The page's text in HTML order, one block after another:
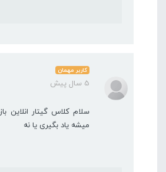
کاربر مهمان
5 سال پیش
سلام کلاس گیتار انلاین
میشه یاد بگیری یا نه